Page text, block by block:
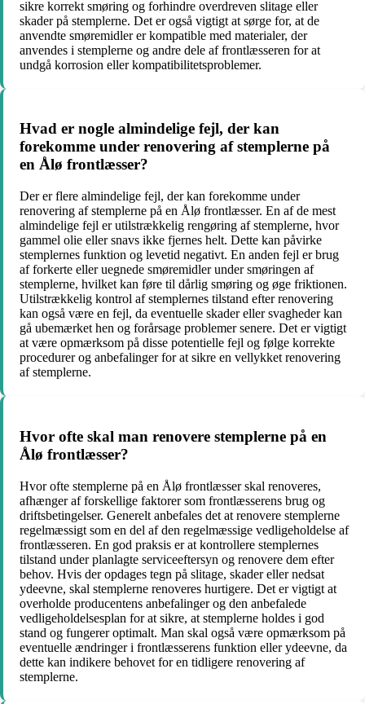
sikre korrekt smøring og forhindre overdreven slitage eller
skader på stemplerne. Det er også vigtigt at sørge for, at de
anvendte smøremidler er kompatible med materialer, der
anvendes i stemplerne og andre dele af frontlæsseren for at
undgå korrosion eller kompatibilitetsproblemer.
Hvad er nogle almindelige fejl, der kan
forekomme under renovering af stemplerne på
en Ålø frontlæsser?
Der er flere almindelige fejl, der kan forekomme under
renovering af stemplerne på en Ålø frontlæsser. En af de mest
almindelige fejl er utilstrækkelig rengøring af stemplerne, hvor
gammel olie eller snavs ikke fjernes helt. Dette kan påvirke
stemplernes funktion og levetid negativt. En anden fejl er brug
af forkerte eller uegnede smøremidler under smøringen af
stemplerne, hvilket kan føre til dårlig smøring og øge friktionen.
Utilstrækkelig kontrol af stemplernes tilstand efter renovering
kan også være en fejl, da eventuelle skader eller svagheder kan
gå ubemærket hen og forårsage problemer senere. Det er vigtigt
at være opmærksom på disse potentielle fejl og følge korrekte
procedurer og anbefalinger for at sikre en vellykket renovering
af stemplerne.
Hvor ofte skal man renovere stemplerne på en
Ålø frontlæsser?
Hvor ofte stemplerne på en Ålø frontlæsser skal renoveres,
afhænger af forskellige faktorer som frontlæsserens brug og
driftsbetingelser. Generelt anbefales det at renovere stemplerne
regelmæssigt som en del af den regelmæssige vedligeholdelse af
frontlæsseren. En god praksis er at kontrollere stemplernes
tilstand under planlagte serviceeftersyn og renovere dem efter
behov. Hvis der opdages tegn på slitage, skader eller nedsat
ydeevne, skal stemplerne renoveres hurtigere. Det er vigtigt at
overholde producentens anbefalinger og den anbefalede
vedligeholdelsesplan for at sikre, at stemplerne holdes i god
stand og fungerer optimalt. Man skal også være opmærksom på
eventuelle ændringer i frontlæsserens funktion eller ydeevne, da
dette kan indikere behovet for en tidligere renovering af
stemplerne.